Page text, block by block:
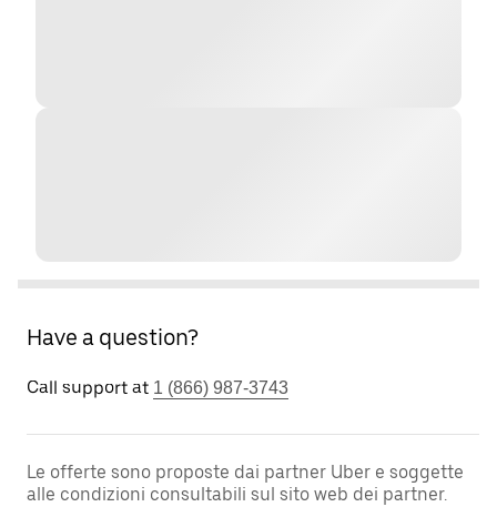
Have a question?
Call support at 1 (866) 987-3743
Le offerte sono proposte dai partner Uber e soggette
alle condizioni consultabili sul sito web dei partner.